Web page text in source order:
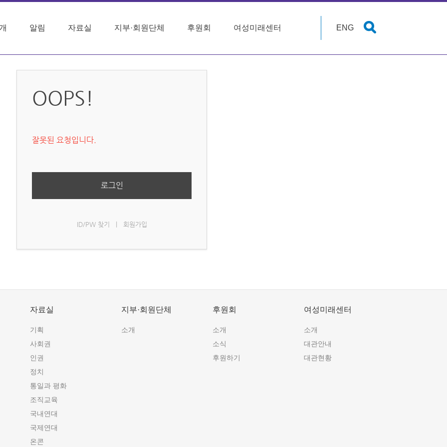
알림 자료실 지부·회원단체 후원회 여성미래센터 ENG
OOPS!
잘못된 요청입니다.
로그인
ID/PW 찾기 회원가입
자료실
기획
사회권
인권
정치
통일과 평화
조직교육
국내연대
국제연대
온콘
지부·회원단체
소개
후원회
소개
소식
후원하기
여성미래센터
소개
대관안내
대관현황